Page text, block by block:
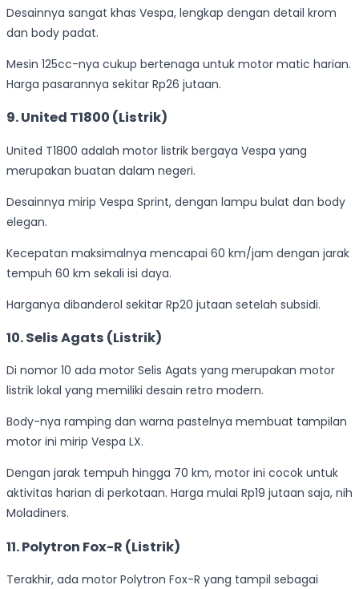
Desainnya sangat khas Vespa, lengkap dengan detail krom
dan body padat.
Mesin 125cc-nya cukup bertenaga untuk motor matic harian.
Harga pasarannya sekitar Rp26 jutaan.
9. United T1800 (Listrik)
United T1800 adalah motor listrik bergaya Vespa yang
merupakan buatan dalam negeri.
Desainnya mirip Vespa Sprint, dengan lampu bulat dan body
elegan.
Kecepatan maksimalnya mencapai 60 km/jam dengan jarak
tempuh 60 km sekali isi daya.
Harganya dibanderol sekitar Rp20 jutaan setelah subsidi.
10. Selis Agats (Listrik)
Di nomor 10 ada motor Selis Agats yang merupakan motor
listrik lokal yang memiliki desain retro modern.
Body-nya ramping dan warna pastelnya membuat tampilan
motor ini mirip Vespa LX.
Dengan jarak tempuh hingga 70 km, motor ini cocok untuk
aktivitas harian di perkotaan. Harga mulai Rp19 jutaan saja, nih
Moladiners.
11. Polytron Fox-R (Listrik)
Terakhir, ada motor Polytron Fox-R yang tampil sebagai